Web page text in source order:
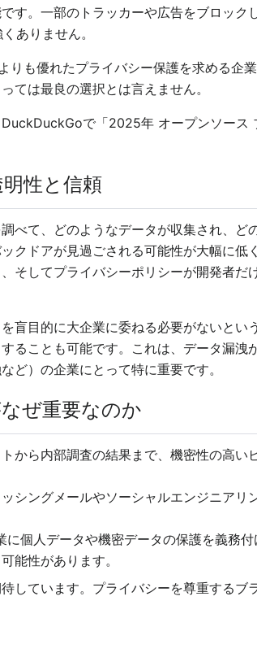
す。一部のトラッカーや広告をブロック
ありません。
も優れたプライバシー保護を求める企
ては最良の選択とは言えません。
で「2025年 オープンソース
性と信頼
べて、どのようなデータが収集され、ど
クドアが見過ごされる可能性が大幅に低
そしてプライバシーポリシーが開発者だ
盲目的に大企業に委ねる必要がないとい
ることも可能です。これは、データ漏洩
ど）の企業にとって特に重要です。
ぜ重要なのか
から内部調査の結果まで、機密性の高
シングメールやソーシャルエンジニアリ
個人データや機密データの保護を義務
能性があります。
しています。プライバシーを尊重するブ